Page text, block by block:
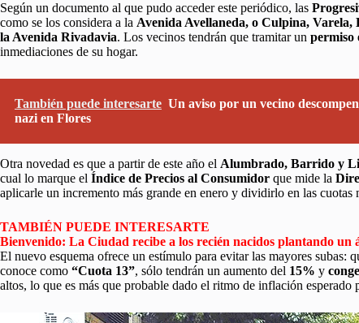
Según un documento al que pudo acceder este periódico, las
como se los considera a la Avenida Avellaneda, o Culpina,
la Avenida Rivadavia. Los vecinos tendrán que tramitar un permiso
inmediaciones de su hogar.
También puede interesarte Un aviso por un vecino
nazi en Flores
Otra novedad es que a partir de este año el Alumbrado, Barrido y
cual lo marque el Índice de Precios al Consumidor que mide la
aplicarle un incremento más grande en enero y dividirlo en las cuotas
TAMBIÉN PUEDE INTERESARTE
Bienvenido: La Ciudad recibe a los recién nacidos plantando un
El nuevo esquema ofrece un estímulo para evitar las mayores subas:
conoce como “Cuota 13”, sólo tendrán un aumento del 15% y
altos, lo que es más que probable dado el ritmo de inflación esperado